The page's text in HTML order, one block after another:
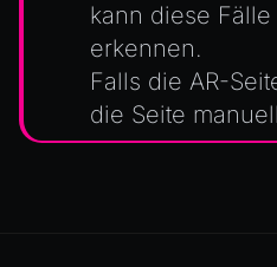
kann diese
erkennen.
Falls die AR-
die Seite